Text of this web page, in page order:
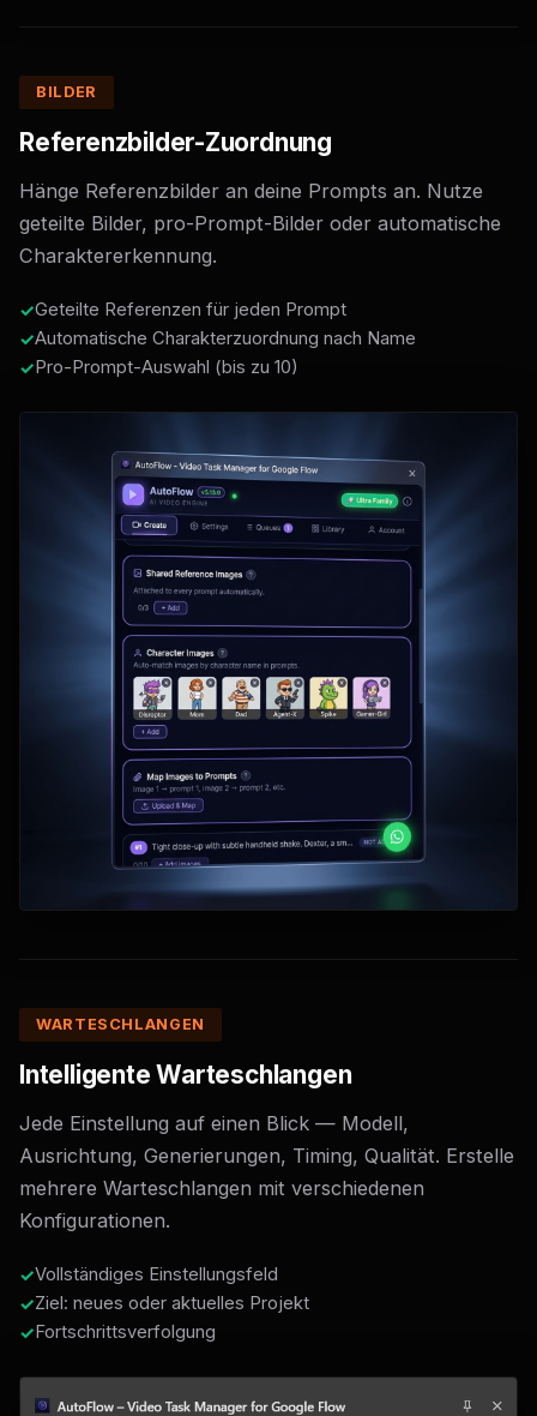
BILDER
Referenzbilder-Zuordnung
Hänge Referenzbilder an deine Prompts an. Nutze
geteilte Bilder, pro-Prompt-Bilder oder automatische
Charaktererkennung.
Geteilte Referenzen für jeden Prompt
Automatische Charakterzuordnung nach Name
Pro-Prompt-Auswahl (bis zu 10)
WARTESCHLANGEN
Intelligente Warteschlangen
Jede Einstellung auf einen Blick — Modell,
Ausrichtung, Generierungen, Timing, Qualität. Erstelle
mehrere Warteschlangen mit verschiedenen
Konfigurationen.
Vollständiges Einstellungsfeld
Ziel: neues oder aktuelles Projekt
Fortschrittsverfolgung